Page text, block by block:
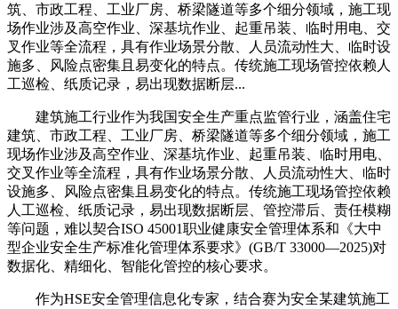
筑、市政工程、工业厂房、桥梁隧道等多个细分领域，施工现
场作业涉及高空作业、深基坑作业、起重吊装、临时用电、交
叉作业等全流程，具有作业场景分散、人员流动性大、临时设
施多、风险点密集且易变化的特点。传统施工现场管控依赖人
工巡检、纸质记录，易出现数据断层...
建筑施工行业作为我国安全生产重点监管行业，涵盖住宅
建筑、市政工程、工业厂房、桥梁隧道等多个细分领域，施工
现场作业涉及高空作业、深基坑作业、起重吊装、临时用电、
交叉作业等全流程，具有作业场景分散、人员流动性大、临时
设施多、风险点密集且易变化的特点。传统施工现场管控依赖
人工巡检、纸质记录，易出现数据断层、管控滞后、责任模糊
等问题，难以契合ISO 45001职业健康安全管理体系和《大中
型企业安全生产标准化管理体系要求》(GB/T 33000—2025)对
数据化、精细化、智能化管控的核心要求。
作为HSE安全管理信息化专家，结合赛为安全某建筑施工